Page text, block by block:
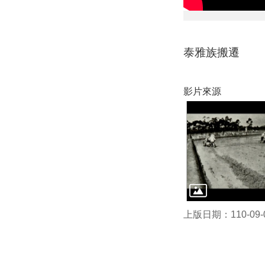
泰雅族搬遷
影片來源
上版日期：110-